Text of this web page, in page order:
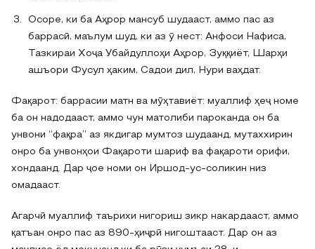
Осоре, ки ба Аҳрор мансуб шудааст, аммо пас аз
баррасӣ, маълум шуд, ки аз ӯ нест: Анфоси Нафиса,
Тазкираи Хоҷа Убайдуллоҳи Аҳрор, Зуққиёт, Шарҳи
ашъори Фусул ҳаким, Садои дил, Нури ваҳдат.
Фақарот: баррасии матн ва мӯҳтавиёт: муаллиф ҳеҷ номе
ба он надодааст, аммо чун матолиби пароканда он ба
унвони “фақра” аз якдигар мумтоз шудаанд, мутаххирин
онро ба унвонҳои Фақароти шариф ва фақароти орифи,
хондаанд. Дар ҷое номи он Иршод-ус-соликин низ
омадааст.
Агарчӣ муаллиф таърихи нигориш зикр накардааст, аммо
қатъан онро пас аз 890-ҳиҷрӣ нигоштааст. Дар он аз